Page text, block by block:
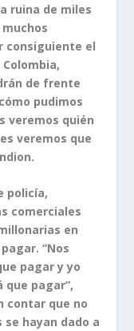
ruina de miles
consiguiente el
de frente
pudimos
veremos quién
veremos que
policía,
comerciales
en
“Nos
pagar y yo
pagar”,
contar que no
hayan dado a